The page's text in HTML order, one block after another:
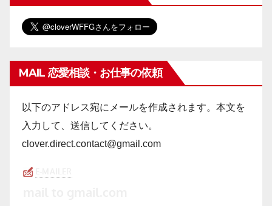
MAIL 恋愛相談・お仕事の依頼
以下のアドレス宛にメールを作成されます。本文を
入力して、送信してください。
clover.direct.contact@gmail.com